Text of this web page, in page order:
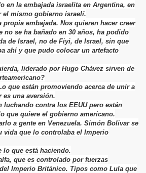
en la embajada israelita en Argentina, en
el mismo gobierno israelí.
propia embajada. Nos quieren hacer creer
no se ha bañado en 30 años, ha podido
de Israel, no de Fiyi, de Israel, sin que
ahí y que pudo colocar un artefacto
liderado por Hugo Chávez sirven de
que están promoviendo acerca de unir a
es una aversión.
luchando contra los EEUU pero están
que quiere el gobierno americano.
a gente en Venezuela. Simón Bolivar se
vida que lo controlaba el Imperio
lo que está haciendo.
que es controlado por fuerzas
Imperio Británico. Tipos como Lula que